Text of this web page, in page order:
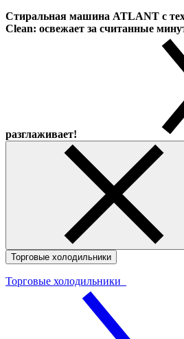
Стиральная машина ATLANT с
Clean: освежает за считанные
разглаживает!
Торговые холодильники
Торговые холодильники